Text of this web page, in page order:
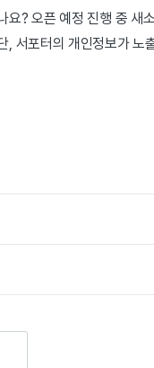
? 오픈 예정 진행 중 새
서포터의 개인정보가 노